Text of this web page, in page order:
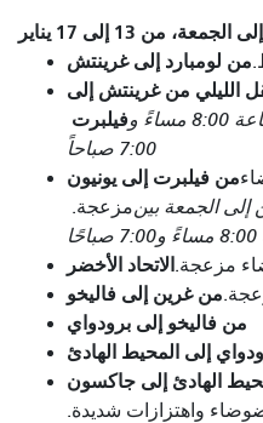
من 13 إلى 17 يناير
من لومبارد إلى غرينتش
الليلي من غرينتش إلى
فيلبرتمن الاثنين إلى الجمعة بين الساعة 8:00 مساءً و
7:00 صباحاً
من فيلبرت إلى يونيون
مزعجة.إلى الجمعة بين
الاتحاد الأخضرمزعجة.
من غرين إلى فاليخو
من فاليخو إلى برودواي
إلى المحيط الهادئ
الهادئ إلى جاكسون
واهتزازات شديدة.